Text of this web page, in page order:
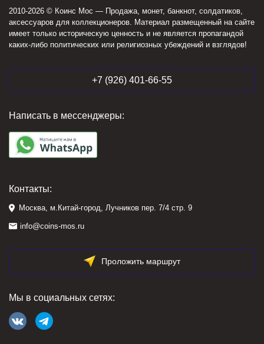
2010-2026 © Коинс Мос — Продажа, монет, банкнот, солдатиков,
аксессуаров для коллекционеров. Материал размещенный на сайте
имеет только историческую ценность и не является пропагандой
каких-либо политических или религиозных убеждений и взглядов!
+7 (926) 401-66-55
Написать в мессенджеры:
Контакты:
Москва, м.Китай-город, Лучников пер. 7/4 стр. 9
info@coins-mos.ru
Проложить маршрут
Мы в социальных сетях: